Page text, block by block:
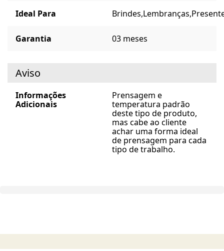
Ideal Para Brindes,Lembranças,
Garantia 03 meses
Aviso
Informações
Adicionais
Prensagem e
temperatura padrão
deste tipo de produto,
mas cabe ao cliente
achar uma forma ideal
de prensagem para cada
tipo de trabalho.